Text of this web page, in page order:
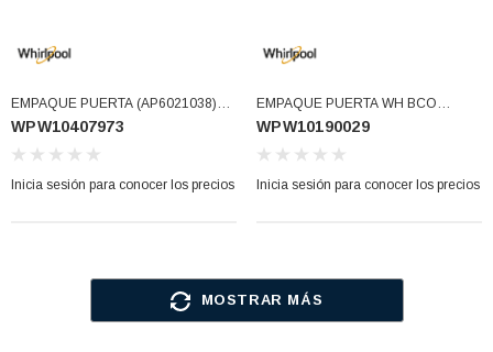
EMPAQUE PUERTA (AP6021038)
Replaces W10407973, PS11754358,
B008DJPHQ2 (WPW10407973)
WPW10407973
Inicia sesión para conocer los precios
EMPAQUE PUERTA WH BCO
W10190029 (WPW10190029)
WPW10190029
Inicia sesión para conocer los precios
MOSTRAR MÁS